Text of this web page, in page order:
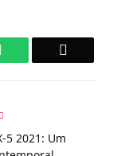
WhatsApp
5 2021: Um